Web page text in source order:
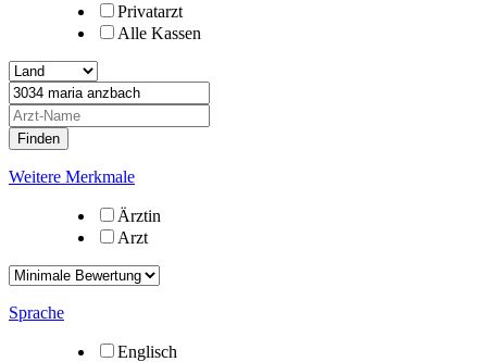
Privatarzt
Alle Kassen
Weitere Merkmale
Ärztin
Arzt
Sprache
Englisch